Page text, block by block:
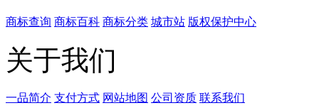
商标查询 商标百科 商标分类 城市站 版权保护中心
关于我们
一品简介 支付方式 网站地图 公司资质 联系我们